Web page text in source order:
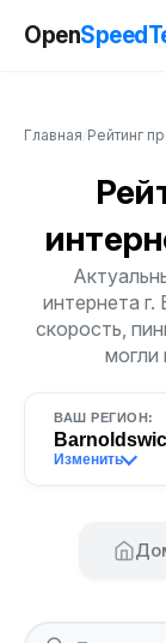
Open
Главная Рейтинг
интернета
скорость,
могли
ВАШ РЕГИОН:
Изменить